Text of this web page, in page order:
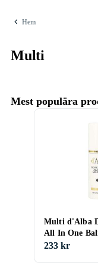
Hem
Multi
Mest populära
Multi d'Alba
All In One
233 kr